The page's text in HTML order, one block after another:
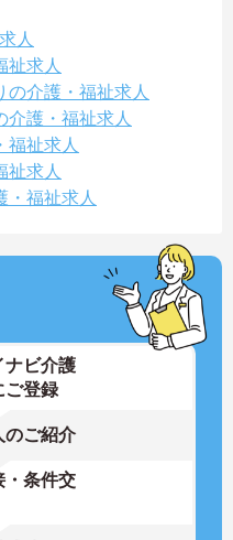
人
祉求人
介護・福祉求人
介護・福祉求人
福祉求人
祉求人
・福祉求人
ナビ介護
ご登録
のご紹介
・条件交